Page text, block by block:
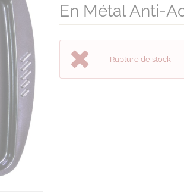
En Métal Anti-
Rupture de stock